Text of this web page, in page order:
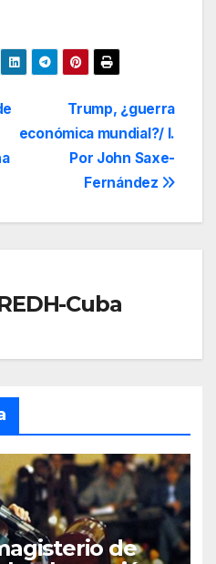
Trump, ¿guerra
económica mundial?/ I.
Por John Saxe-
Fernández
Cuba
de